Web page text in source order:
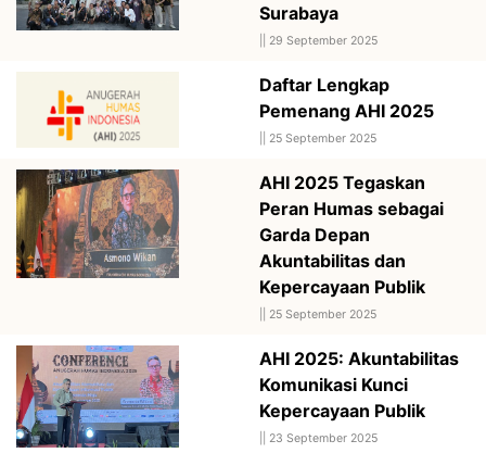
Surabaya
29 September 2025
Daftar Lengkap
Pemenang AHI 2025
25 September 2025
AHI 2025 Tegaskan
Peran Humas sebagai
Garda Depan
Akuntabilitas dan
Kepercayaan Publik
25 September 2025
AHI 2025: Akuntabilitas
Komunikasi Kunci
Kepercayaan Publik
23 September 2025